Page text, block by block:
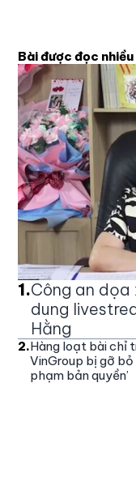
Bài được đọc
1.Công an dọa
dung
Hằng
2.Hàng loạt bài chỉ
VinGroup bị gỡ bỏ
phạm bản quyền’